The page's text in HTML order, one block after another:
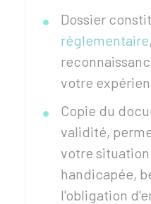
Dossier
réglementaire
votre
Copie du
validité,
votre
handicapée,
l'obligation